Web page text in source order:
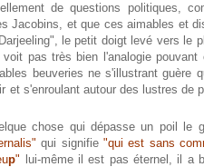
de questions politiques,
Jacobins, et que ces aimables et
le petit doigt levé vers le
pas très bien l'analogie pouvant
beuveries ne s'illustrant guère
et s'enroulant autour des lustres de
chose qui dépasse un poil le
qui signifie"qui est sans
p" lui-même il est pas éternel, il a